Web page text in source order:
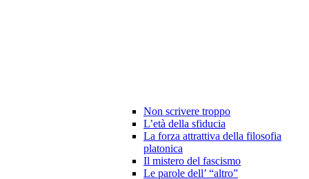
Non scrivere troppo
L’età della sfiducia
La forza attrattiva della filosofia
platonica
Il mistero del fascismo
Le parole dell’ “altro”